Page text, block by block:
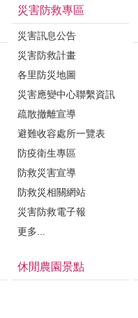
災害防救專區
災害訊息公告
災害防救計畫
各里防災地圖
災害應變中心聯繫資訊
疏散撤離宣導
避難收容處所一覽表
防疫衛生專區
防救災害宣導
防救災相關網站
災害防救電子報
更多...
休閒農園景點